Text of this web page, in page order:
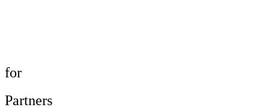
for
Partners